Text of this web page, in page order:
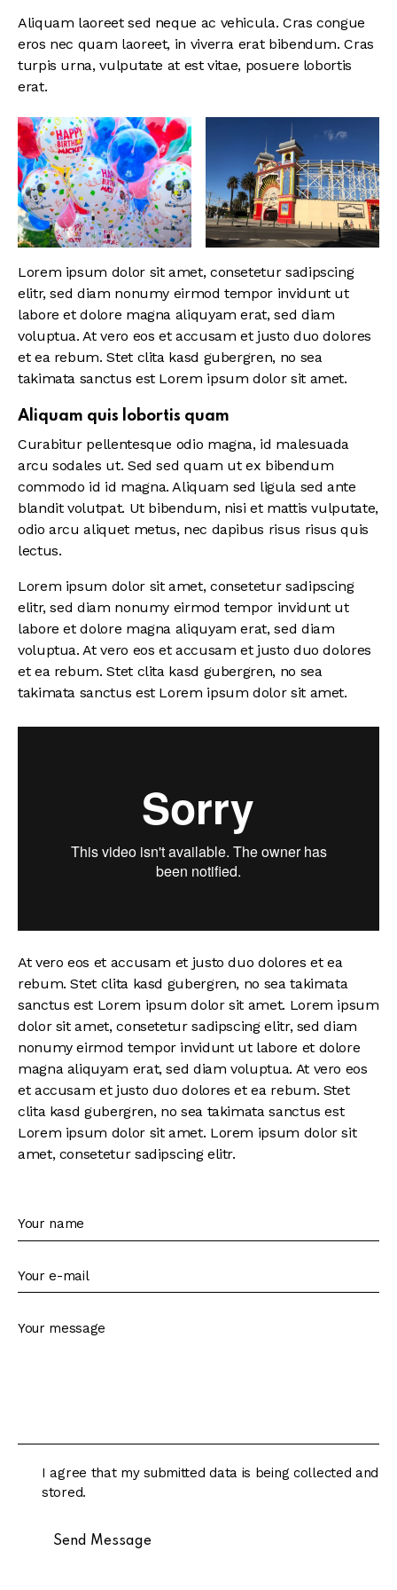
Aliquam laoreet sed neque ac vehicula. Cras congue
eros nec quam laoreet, in viverra erat bibendum. Cras
turpis urna, vulputate at est vitae, posuere lobortis
erat.
Lorem ipsum dolor sit amet, consetetur sadipscing
elitr, sed diam nonumy eirmod tempor invidunt ut
labore et dolore magna aliquyam erat, sed diam
voluptua. At vero eos et accusam et justo duo dolores
et ea rebum. Stet clita kasd gubergren, no sea
takimata sanctus est Lorem ipsum dolor sit amet.
Aliquam quis lobortis quam
Curabitur pellentesque odio magna, id malesuada
arcu sodales ut. Sed sed quam ut ex bibendum
commodo id id magna. Aliquam sed ligula sed ante
blandit volutpat. Ut bibendum, nisi et mattis vulputate,
odio arcu aliquet metus, nec dapibus risus risus quis
lectus.
Lorem ipsum dolor sit amet, consetetur sadipscing
elitr, sed diam nonumy eirmod tempor invidunt ut
labore et dolore magna aliquyam erat, sed diam
voluptua. At vero eos et accusam et justo duo dolores
et ea rebum. Stet clita kasd gubergren, no sea
takimata sanctus est Lorem ipsum dolor sit amet.
At vero eos et accusam et justo duo dolores et ea
rebum. Stet clita kasd gubergren, no sea takimata
sanctus est Lorem ipsum dolor sit amet. Lorem ipsum
dolor sit amet, consetetur sadipscing elitr, sed diam
nonumy eirmod tempor invidunt ut labore et dolore
magna aliquyam erat, sed diam voluptua. At vero eos
et accusam et justo duo dolores et ea rebum. Stet
clita kasd gubergren, no sea takimata sanctus est
Lorem ipsum dolor sit amet. Lorem ipsum dolor sit
amet, consetetur sadipscing elitr.
I agree that my submitted data is being collected and
stored.
Send Message